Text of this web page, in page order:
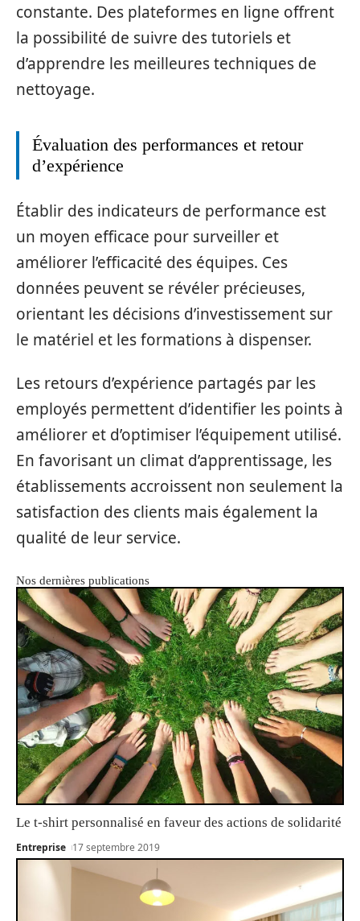
constante. Des plateformes en ligne offrent
la possibilité de suivre des tutoriels et
d’apprendre les meilleures techniques de
nettoyage.
Évaluation des performances et retour
d’expérience
Établir des indicateurs de performance est
un moyen efficace pour surveiller et
améliorer l’efficacité des équipes. Ces
données peuvent se révéler précieuses,
orientant les décisions d’investissement sur
le matériel et les formations à dispenser.
Les retours d’expérience partagés par les
employés permettent d’identifier les points à
améliorer et d’optimiser l’équipement utilisé.
En favorisant un climat d’apprentissage, les
établissements accroissent non seulement la
satisfaction des clients mais également la
qualité de leur service.
Nos dernières publications
Le t-shirt personnalisé en faveur des actions de solidarité
Entreprise 17 septembre 2019